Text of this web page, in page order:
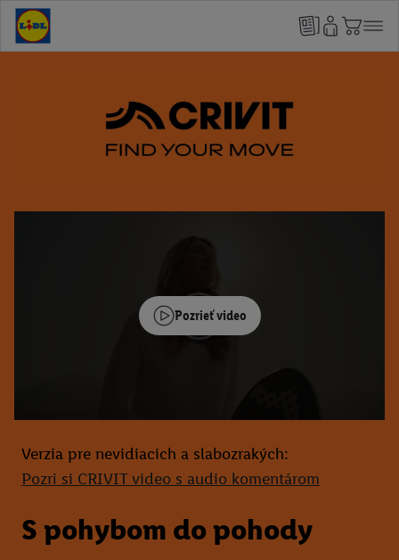
Pozrieť video
Verzia pre nevidiacich a slabozrakých:
Pozri si CRIVIT video s audio komentárom
S pohybom do pohody